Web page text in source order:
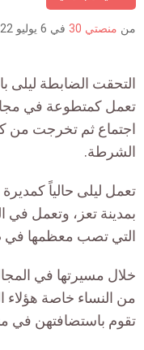
من منصتي 30 في 6 يوليو 2022
تعمل كمتطوعة في
اجتماع ثم تخرجت من
الشرطة.
تعمل ليلى حالياً
بمدينة تعز، وتعمل في
التي تصب معظمها في
خلال مسيرتها في
من النساء خاصة
تقوم باستضافتهن في